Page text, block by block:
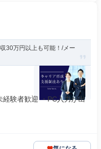
30万円以上も可能！/メー
験者歓迎 ・PC入力が出